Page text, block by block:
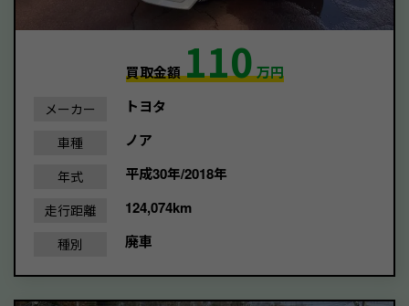
買取金額110万円
メーカー トヨタ
車種 ノア
年式 平成30年/2018年
走行距離 124,074km
種別 廃車